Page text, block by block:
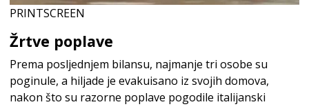
PRINTSCREEN
Žrtve poplave
Prema posljednjem bilansu, najmanje tri osobe su
poginule, a hiljade je evakuisano iz svojih domova,
nakon što su razorne poplave pogodile italijanski